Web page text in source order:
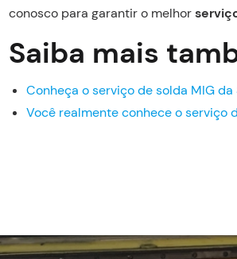
conosco para garantir o melhor
Saiba mais
Conheça o serviço de solda MIG da
Você realmente conhece o serviço